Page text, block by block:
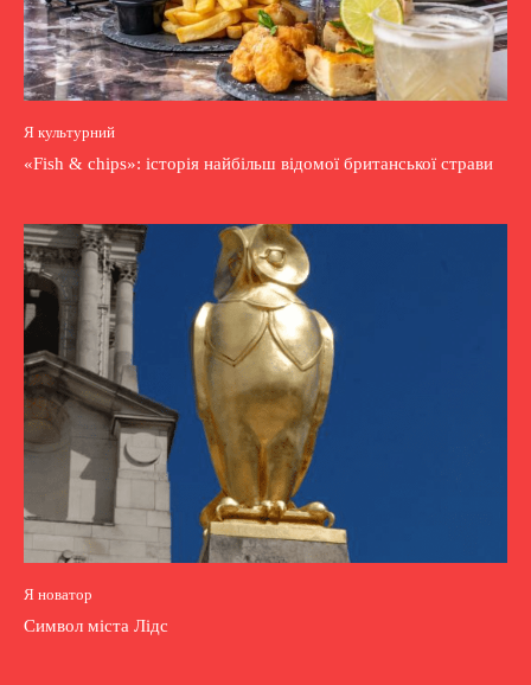
Я культурний
«Fish & chips»: історія найбільш відомої британської страви
Я новатор
Символ міста Лідс